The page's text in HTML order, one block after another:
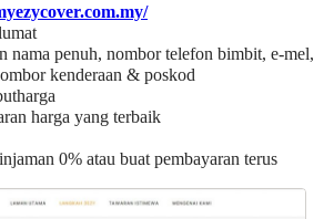
nama penuh, nombor telefon bimbit, e-mel,
kenderaan & poskod
harga yang terbaik
0% atau buat pembayaran terus